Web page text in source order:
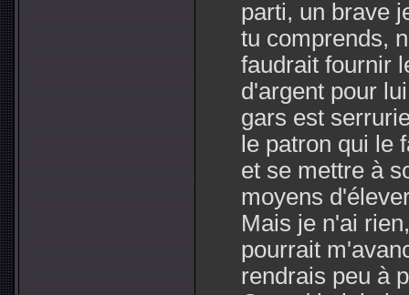
parti, un brave
tu comprends,
faudrait fournir
d'argent pour
gars est
le patron qui le
et se mettre à
moyens
Mais je n'ai
pourrait
rendrais peu à